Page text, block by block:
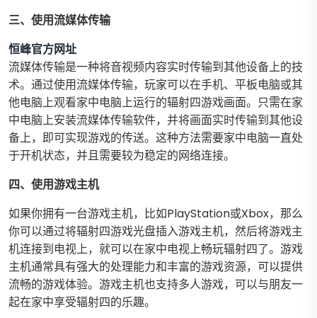
三、使用流媒体传输
恒峰官方网址
流媒体传输是一种将音视频内容实时传输到其他设备上的技
术。通过使用流媒体传输，玩家可以在手机、平板电脑或其
他电脑上观看家中电脑上运行的辐射四游戏画面。只需在家
中电脑上安装流媒体传输软件，并将画面实时传输到其他设
备上，即可实现游戏的传送。这种方法需要家中电脑一直处
于开机状态，并且需要较为稳定的网络连接。
四、使用游戏主机
如果你拥有一台游戏主机，比如PlayStation或Xbox，那么
你可以通过将辐射四游戏光盘插入游戏主机，然后将游戏主
机连接到电视上，就可以在家中电视上畅玩辐射四了。游戏
主机通常具有强大的处理能力和丰富的游戏资源，可以提供
流畅的游戏体验。游戏主机也支持多人游戏，可以与朋友一
起在家中享受辐射四的乐趣。